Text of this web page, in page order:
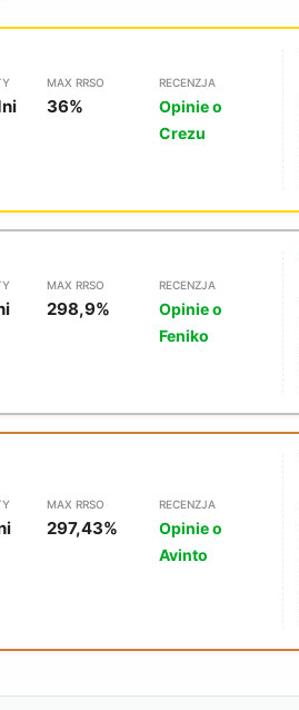
MAX RRSO
36%
RECENZJA
Opinie o
Crezu
MAX RRSO
298,9%
RECENZJA
Opinie o
Feniko
MAX RRSO
297,43%
RECENZJA
Opinie o
Avinto